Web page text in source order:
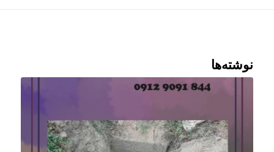
نوشته‌ها